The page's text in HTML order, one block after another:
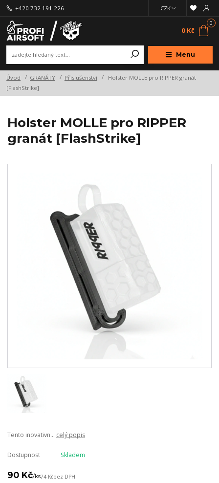
Menu
CZK
+420 732 191 226
0
0 Kč
Úvod GRANÁTY Příslušenství
Holster MOLLE pro RIPPER granát
[FlashStrike]
Holster MOLLE pro RIPPER
granát [FlashStrike]
Tento inovativn... celý popis
Dostupnost Skladem
90 Kč/ks74 Kčbez DPH